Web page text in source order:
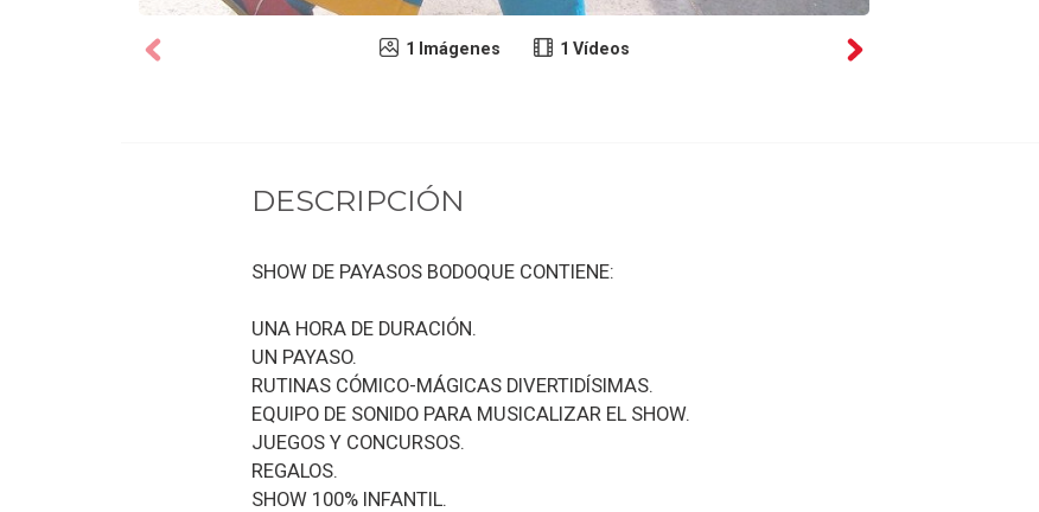
1 Imágenes 1 Vídeos
DESCRIPCIÓN
SHOW DE PAYASOS BODOQUE CONTIENE:
UNA HORA DE DURACIÓN.
UN PAYASO.
RUTINAS CÓMICO-MÁGICAS DIVERTIDÍSIMAS.
EQUIPO DE SONIDO PARA MUSICALIZAR EL SHOW.
JUEGOS Y CONCURSOS.
REGALOS.
SHOW 100% INFANTIL.